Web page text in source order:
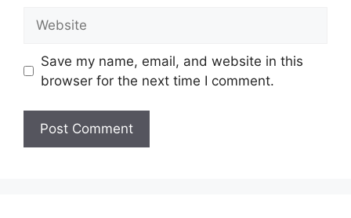
Save my name, email, and website in this
browser for the next time I comment.